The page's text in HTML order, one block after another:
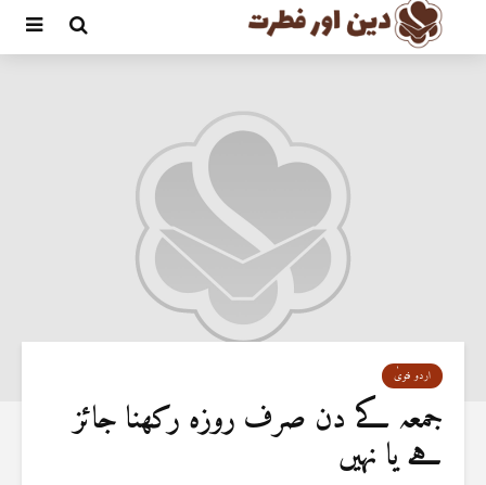
اردو فتویٰ
جمعہ کے دن صرف روزہ رکھنا جائز
ہے یا نہیں